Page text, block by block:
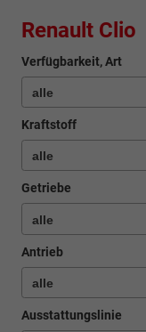
Renault Clio
Verfügbarkeit, Art
Kraftstoff
Getriebe
Antrieb
Ausstattungslinie